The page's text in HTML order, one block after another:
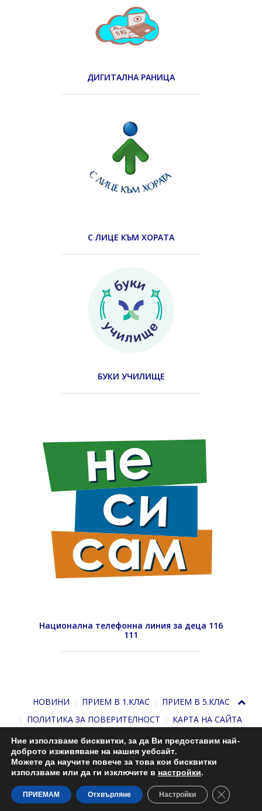
ДИГИТАЛНА РАНИЦА
С ЛИЦЕ КЪМ ХОРАТА
БУКИ УЧИЛИЩЕ
Национална телефонна линия за деца 116
111
НОВИНИ ПРИЕМ В 1.КЛАС
ПРИЕМ В 5.КЛАС
ПОЛИТИКА ЗА ПОВЕРИТЕЛНОСТ
КАРТА НА САЙТА
С подкрепата наНиколай Комнев. 2013-2026
Ние използваме бисквитки, за да Ви предоставим най-
доброто изживяване на нашия уебсайт.
Можете да научите повече за това кои бисквитки
използваме или да ги изключите в настройки.
ПРИЕМАМ Отхвърляне Настройки Close